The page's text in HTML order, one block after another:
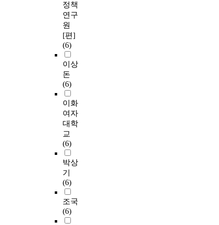
정책
연구
원
[편]
(6)
이상
돈
(6)
이화
여자
대학
교
(6)
박상
기
(6)
조국
(6)